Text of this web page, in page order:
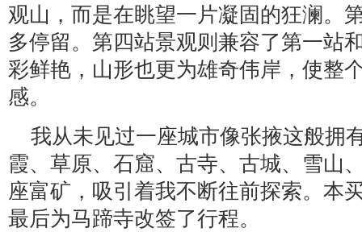
观山，而是在眺望一片凝固的狂澜。
多停留。第四站景观则兼容了第一站
彩鲜艳，山形也更为雄奇伟岸，使整
感。
我从未见过一座城市像张掖这般拥
霞、草原、石窟、古寺、古城、雪山
座富矿，吸引着我不断往前探索。本
最后为马蹄寺改签了行程。